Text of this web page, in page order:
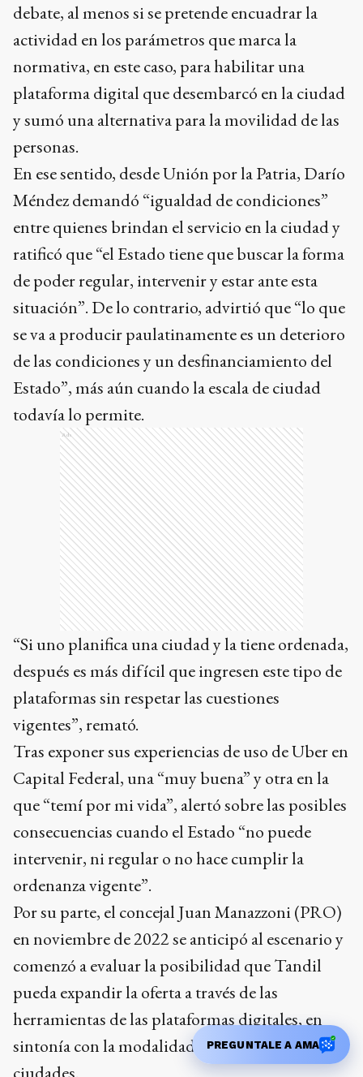
debate, al menos si se pretende encuadrar la
actividad en los parámetros que marca la
normativa, en este caso, para habilitar una
plataforma digital que desembarcó en la ciudad
y sumó una alternativa para la movilidad de las
personas.
En ese sentido, desde Unión por la Patria, Darío
Méndez demandó “igualdad de condiciones”
entre quienes brindan el servicio en la ciudad y
ratificó que “el Estado tiene que buscar la forma
de poder regular, intervenir y estar ante esta
situación”. De lo contrario, advirtió que “lo que
se va a producir paulatinamente es un deterioro
de las condiciones y un desfinanciamiento del
Estado”, más aún cuando la escala de ciudad
todavía lo permite.
Ads
“Si uno planifica una ciudad y la tiene ordenada,
después es más difícil que ingresen este tipo de
plataformas sin respetar las cuestiones
vigentes”, remató.
Tras exponer sus experiencias de uso de Uber en
Capital Federal, una “muy buena” y otra en la
que “temí por mi vida”, alertó sobre las posibles
consecuencias cuando el Estado “no puede
intervenir, ni regular o no hace cumplir la
ordenanza vigente”.
Por su parte, el concejal Juan Manazzoni (PRO)
en noviembre de 2022 se anticipó al escenario y
comenzó a evaluar la posibilidad que Tandil
pueda expandir la oferta a través de las
herramientas de las plataformas digitales, en
sintonía con la modalidad perseguida en otras
PREGUNTALE A AMA